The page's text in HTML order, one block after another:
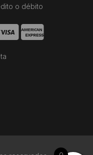
o débito